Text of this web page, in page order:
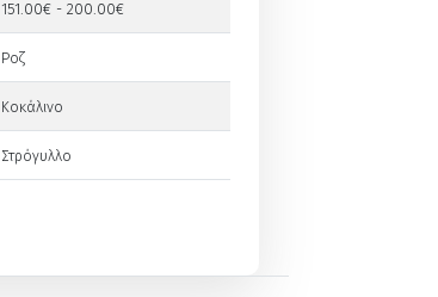
151.00€ - 200.00€
Ροζ
Κοκάλινο
Στρόγυλλο